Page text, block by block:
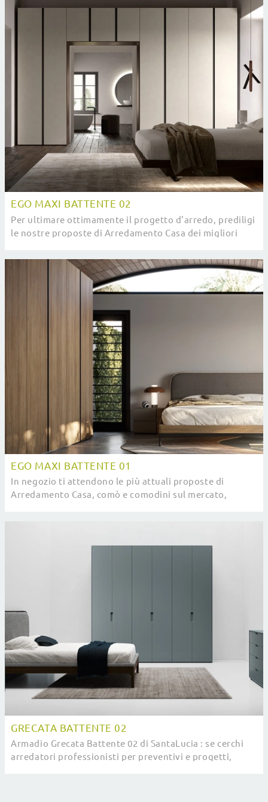
EGO MAXI BATTENTE 02
Per ultimare ottimamente il progetto d'arredo, prediligi
le nostre proposte di Arredamento Casa dei migliori
EGO MAXI BATTENTE 01
In negozio ti attendono le più attuali proposte di
Arredamento Casa, comò e comodini sul mercato,
GRECATA BATTENTE 02
Armadio Grecata Battente 02 di SantaLucia : se cerchi
arredatori professionisti per preventivi e progetti,